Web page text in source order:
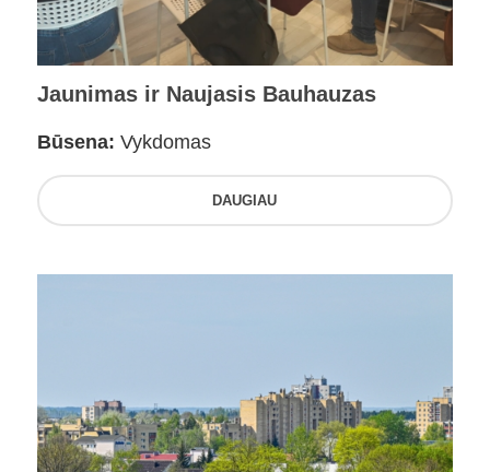
Jaunimas ir Naujasis Bauhauzas
Būsena: Vykdomas
DAUGIAU